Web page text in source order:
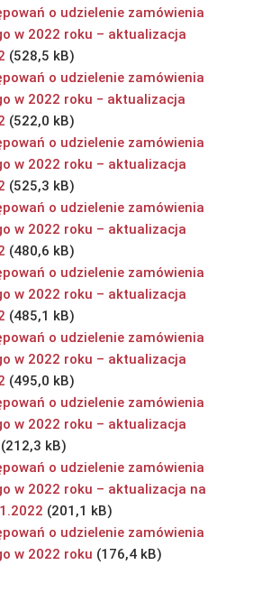
o udzielenie zamówienia
w 2022 roku – aktualizacja
o udzielenie zamówienia
w 2022 roku − aktualizacja
o udzielenie zamówienia
w 2022 roku – aktualizacja
o udzielenie zamówienia
w 2022 roku – aktualizacja
o udzielenie zamówienia
w 2022 roku – aktualizacja
o udzielenie zamówienia
w 2022 roku – aktualizacja
o udzielenie zamówienia
w 2022 roku – aktualizacja
o udzielenie zamówienia
w 2022 roku – aktualizacja na
o udzielenie zamówienia
w 2022 roku